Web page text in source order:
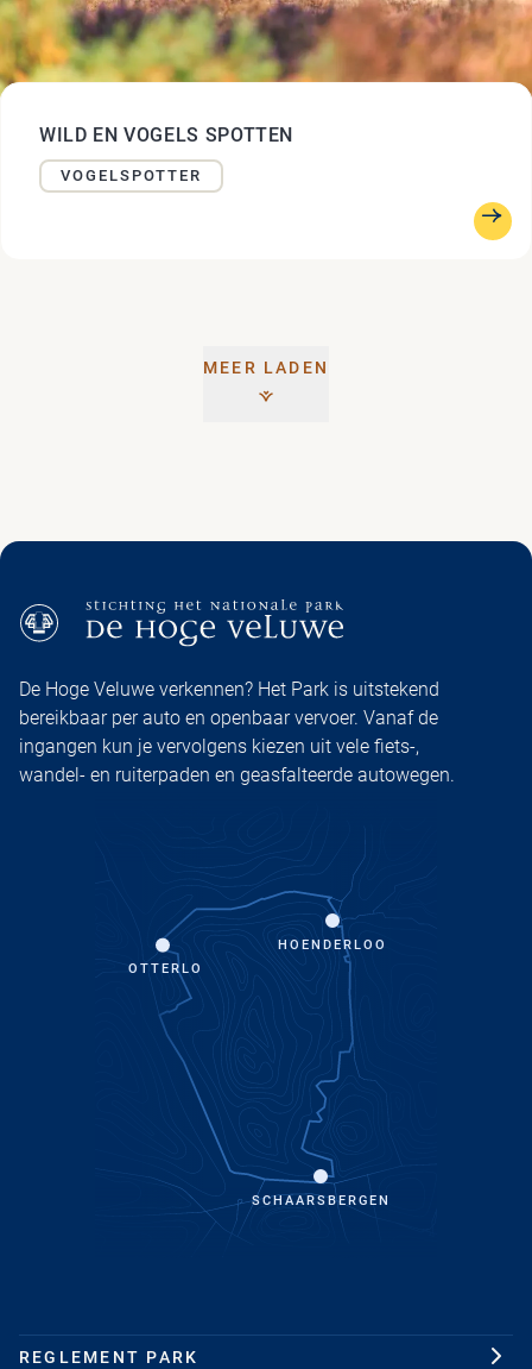
WILD EN VOGELS SPOTTEN
VOGELSPOTTER
MEER LADEN
De Hoge Veluwe verkennen? Het Park is uitstekend
bereikbaar per auto en openbaar vervoer. Vanaf de
ingangen kun je vervolgens kiezen uit vele fiets-,
wandel- en ruiterpaden en geasfalteerde autowegen.
SCHAARSBERGEN
OTTERLO
HOENDERLOO
REGLEMENT PARK